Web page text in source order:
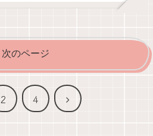
次のページ
2 4
次